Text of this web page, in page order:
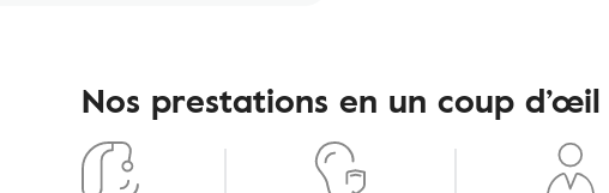
Nos prestations en un coup d’œil